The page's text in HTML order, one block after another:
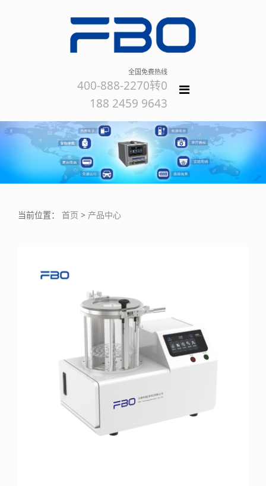
全国免费热线
400-888-2270转0
188 2459 9643
当前位置： 首页 > 产品中心